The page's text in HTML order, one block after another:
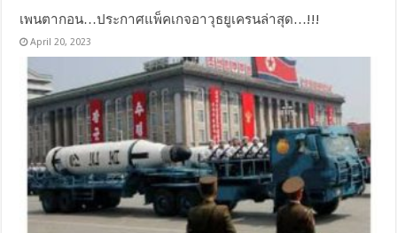
เพนตากอน…ประกาศแพ็คเกจอาวุธยูเครนล่าสุด…!!!
April 20, 2023